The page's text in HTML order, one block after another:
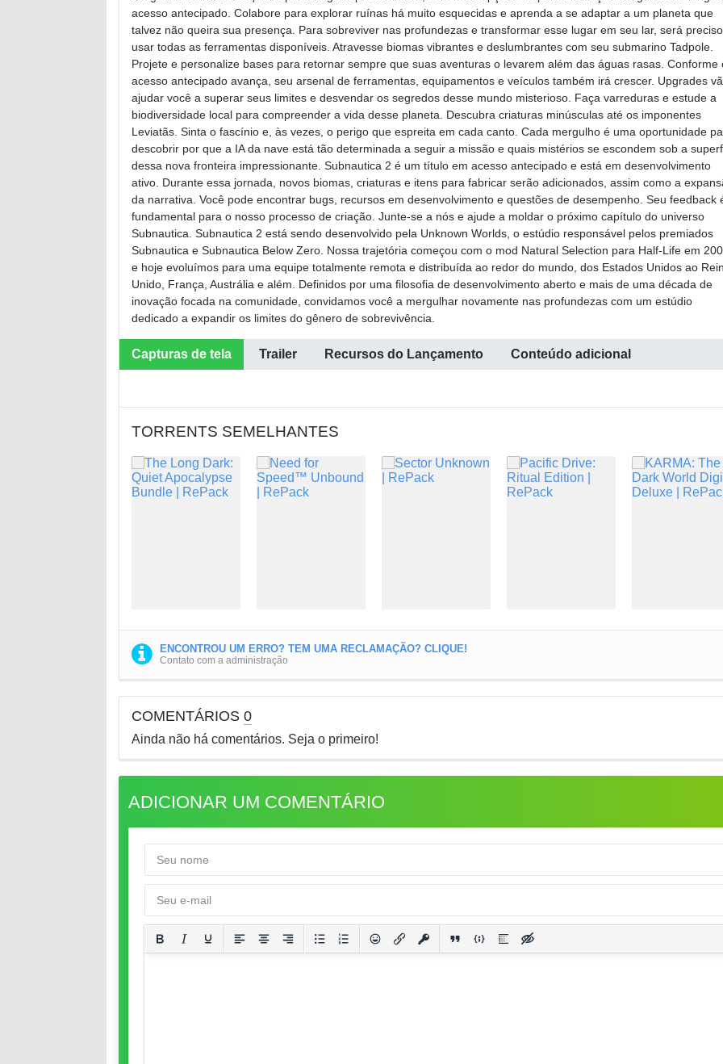
acesso antecipado. Colabore para explorar ruínas há muito esquecidas e aprenda a se adaptar a um planeta que
talvez não queira sua presença. Para sobreviver nas profundezas e transformar esse lugar em seu lar, será preciso
usar todas as ferramentas disponíveis. Atravesse biomas vibrantes e deslumbrantes com seu submarino Tadpole.
Projete e personalize bases para retornar sempre que suas aventuras o levarem além das águas rasas. Conforme
acesso antecipado avança, seu arsenal de ferramentas, equipamentos e veículos também irá crescer. Upgrades
ajudar você a superar seus limites e desvendar os segredos desse mundo misterioso. Faça varreduras e estude a
biodiversidade local para compreender a vida desse planeta. Descubra criaturas minúsculas até os imponentes
Leviatãs. Sinta o fascínio e, às vezes, o perigo que espreita em cada canto. Cada mergulho é uma oportunidade
descobrir por que a IA da nave está tão determinada a seguir a missão e quais mistérios se escondem sob a
dessa nova fronteira impressionante. Subnautica 2 é um título em acesso antecipado e está em desenvolvimento
ativo. Durante essa jornada, novos biomas, criaturas e itens para fabricar serão adicionados, assim como a
da narrativa. Você pode encontrar bugs, recursos em desenvolvimento e questões de desempenho. Seu feedback
fundamental para o nosso processo de criação. Junte-se a nós e ajude a moldar o próximo capítulo do universo
Subnautica. Subnautica 2 está sendo desenvolvido pela Unknown Worlds, o estúdio responsável pelos premiados
Subnautica e Subnautica Below Zero. Nossa trajetória começou com o mod Natural Selection para Half-Life em
e hoje evoluímos para uma equipe totalmente remota e distribuída ao redor do mundo, dos Estados Unidos ao
Unido, França, Austrália e além. Definidos por uma filosofia de desenvolvimento aberto e mais de uma década de
inovação focada na comunidade, convidamos você a mergulhar novamente nas profundezas com um estúdio
dedicado a expandir os limites do gênero de sobrevivência.
Capturas de tela Trailer Recursos do Lançamento Conteúdo adicional
TORRENTS SEMELHANTES
ENCONTROU UM ERRO? TEM UMA RECLAMAÇÃO? CLIQUE!
Contato com a administração
COMENTÁRIOS 0
Ainda não há comentários. Seja o primeiro!
ADICIONAR UM COMENTÁRIO